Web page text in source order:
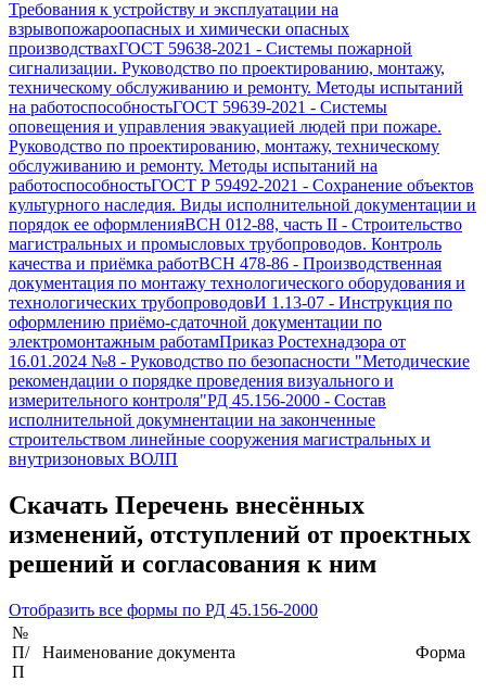
Требования к устройству и эксплуатации на
взрывопожароопасных и химически опасных
производствахГОСТ 59638-2021 - Системы пожарной
сигнализации. Руководство по проектированию, монтажу,
техническому обслуживанию и ремонту. Методы испытаний
на работоспособностьГОСТ 59639-2021 - Системы
оповещения и управления эвакуацией людей при пожаре.
Руководство по проектированию, монтажу, техническому
обслуживанию и ремонту. Методы испытаний на
работоспособностьГОСТ Р 59492-2021 - Сохранение объектов
культурного наследия. Виды исполнительной документации и
порядок ее оформленияВСН 012-88, часть II - Строительство
магистральных и промысловых трубопроводов. Контроль
качества и приёмка работВСН 478-86 - Производственная
документация по монтажу технологического оборудования и
технологических трубопроводовИ 1.13-07 - Инструкция по
оформлению приёмо-сдаточной документации по
электромонтажным работамПриказ Ростехнадзора от
16.01.2024 №8 - Руководство по безопасности "Методические
рекомендации о порядке проведения визуального и
измерительного контроля"РД 45.156-2000 - Состав
исполнительной докумнентации на законченные
строительством линейные сооружения магистральных и
внутризоновых ВОЛП
Скачать Перечень внесённых
изменений, отступлений от проектных
решений и согласования к ним
Отобразить все формы по РД 45.156-2000
№
П/
П
Наименование документа Форма